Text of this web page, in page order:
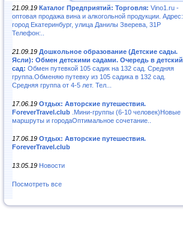
21.09.19 Каталог Предприятий: Торговля: Vino1.ru -
оптовая продажа вина и алкогольной продукции. Адрес:
город Екатеринбург, улица Данилы Зверева, 31Р
Телефон:..
21.09.19 Дошкольное образование (Детские сады.
Ясли): Обмен детскими садами. Очередь в детский
сад: Обмен путевкой 105 садик на 132 сад. Средняя
группа.Обменяю путевку из 105 садика в 132 сад.
Средняя группа от 4-5 лет. Тел...
17.06.19 Отдых: Авторские путешествия.
ForeverTravel.club .Мини-группы (6-10 человек)Новые
маршруты и городаОптимальное сочетание..
17.06.19 Отдых: Авторские путешествия.
ForeverTravel.club
13.05.19 Новости
Посмотреть все